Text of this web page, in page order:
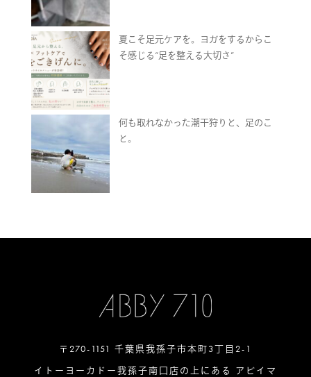
夏こそ足元ケアを。ヨガをするからこ
そ感じる“足を整える大切さ”
何も取れなかった潮干狩りと、足のこ
と。
〒270-1151 千葉県我孫子市本町3丁目2-1
イトーヨーカドー我孫子南口店の上にある アビイマ